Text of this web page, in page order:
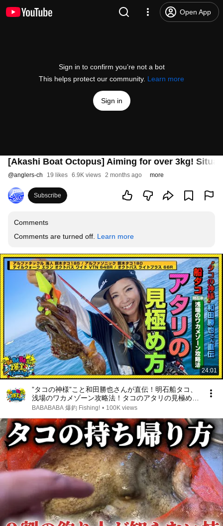
Open App
Sign in to confirm you’re not a bot
This helps protect our community. Learn more
Sign in
[Akashi Boat Octopus] Aiming for over 3kg!
@anglers-ch 19 likes 6.9K views 2 months ago more
Subscribe
Comments
Comments are turned off. Learn more
24:01
”タコの神様”こと和田勝也さんが直伝！明石船タコ、
浅場のワカメゾーン攻略法！タコのアタリの見極め方
とは！？【第44回放送（2022/8/3）】
BABABABA 爆釣 Fishing! • 100K views